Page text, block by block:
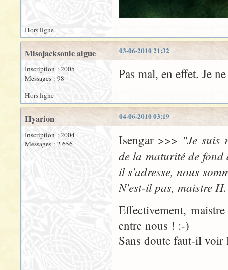
Hors ligne
03-06-2010 21:32
Misojacksonie aigue
Inscription : 2005
Messages : 98
Pas mal, en effet. Je
Hors ligne
04-06-2010 03:19
Hyarion
Inscription : 2004
Messages : 2 656
Isengar >>> "Je suis
de la maturité de
il s'adresse, nous
N'est-il pas, maistre
Effectivement,
entre nous ! :-)
Sans doute faut-il voir